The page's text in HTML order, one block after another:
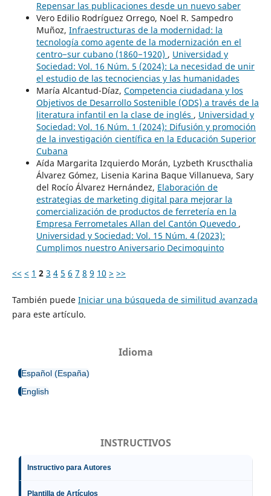
Repensar las publicaciones desde un nuevo saber
Vero Edilio Rodríguez Orrego, Noel R. Sampedro
Muñoz, Infraestructuras de la modernidad: la
tecnología como agente de la modernización en el
centro−sur cubano (1860−1920) , Universidad y
Sociedad: Vol. 16 Núm. 5 (2024): La necesidad de unir
el estudio de las tecnociencias y las humanidades
María Alcantud-Díaz, Competencia ciudadana y los
Objetivos de Desarrollo Sostenible (ODS) a través de la
literatura infantil en la clase de inglés , Universidad y
Sociedad: Vol. 16 Núm. 1 (2024): Difusión y promoción
de la investigación científica en la Educación Superior
Cubana
Aída Margarita Izquierdo Morán, Lyzbeth Kruscthalia
Álvarez Gómez, Lisenia Karina Baque Villanueva, Sary
del Rocío Álvarez Hernández, Elaboración de
estrategias de marketing digital para mejorar la
comercialización de productos de ferretería en la
Empresa Ferrometales Allan del Cantón Quevedo ,
Universidad y Sociedad: Vol. 15 Núm. 4 (2023):
Cumplimos nuestro Aniversario Decimoquinto
<< < 1 2 3 4 5 6 7 8 9 10 > >>
También puede Iniciar una búsqueda de similitud avanzada
para este artículo.
Idioma
Español (España)
English
INSTRUCTIVOS
Instructivo para Autores
Plantilla de Artículos